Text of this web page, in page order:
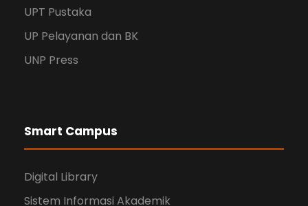
UPT Pustaka
UP Pelayanan dan BK
UNP Press
Smart Campus
Digital Library
Sistem Informasi Akademik